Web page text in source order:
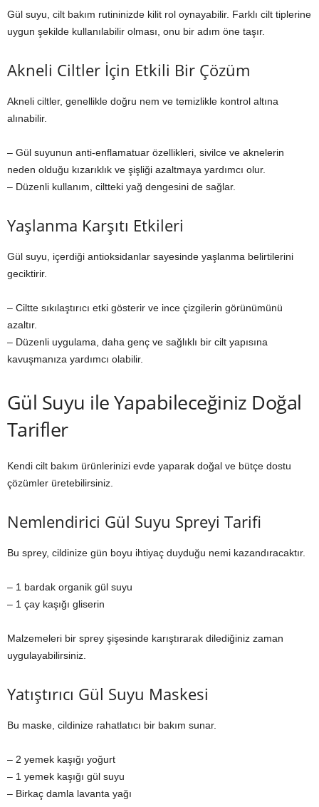
Gül suyu, cilt bakım rutininizde kilit rol oynayabilir. Farklı cilt tiplerine
uygun şekilde kullanılabilir olması, onu bir adım öne taşır.
Akneli Ciltler İçin Etkili Bir Çözüm
Akneli ciltler, genellikle doğru nem ve temizlikle kontrol altına
alınabilir.
– Gül suyunun anti-enflamatuar özellikleri, sivilce ve aknelerin
neden olduğu kızarıklık ve şişliği azaltmaya yardımcı olur.
– Düzenli kullanım, ciltteki yağ dengesini de sağlar.
Yaşlanma Karşıtı Etkileri
Gül suyu, içerdiği antioksidanlar sayesinde yaşlanma belirtilerini
geciktirir.
– Ciltte sıkılaştırıcı etki gösterir ve ince çizgilerin görünümünü
azaltır.
– Düzenli uygulama, daha genç ve sağlıklı bir cilt yapısına
kavuşmanıza yardımcı olabilir.
Gül Suyu ile Yapabileceğiniz Doğal
Tarifler
Kendi cilt bakım ürünlerinizi evde yaparak doğal ve bütçe dostu
çözümler üretebilirsiniz.
Nemlendirici Gül Suyu Spreyi Tarifi
Bu sprey, cildinize gün boyu ihtiyaç duyduğu nemi kazandıracaktır.
– 1 bardak organik gül suyu
– 1 çay kaşığı gliserin
Malzemeleri bir sprey şişesinde karıştırarak dilediğiniz zaman
uygulayabilirsiniz.
Yatıştırıcı Gül Suyu Maskesi
Bu maske, cildinize rahatlatıcı bir bakım sunar.
– 2 yemek kaşığı yoğurt
– 1 yemek kaşığı gül suyu
– Birkaç damla lavanta yağı